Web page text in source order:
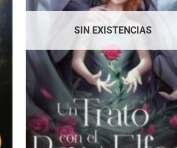
SIN EXISTENCIAS